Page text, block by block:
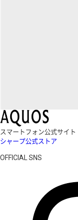
スマートフォン公式サイト
シャープ公式ストア
OFFICIAL SNS